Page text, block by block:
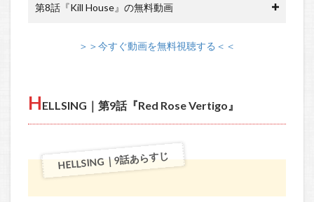
第8話『Kill House』の無料動画
＞＞今すぐ動画を無料視聴する＜＜
HELLSING｜第9話『Red Rose Vertigo』
HELLSING｜9話あらすじ